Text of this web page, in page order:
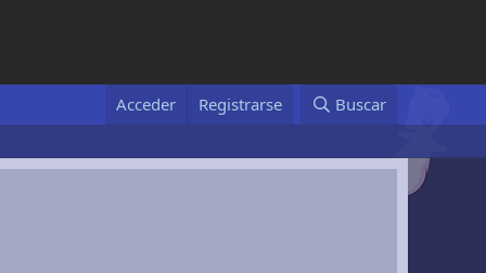
Acceder Registrarse Buscar